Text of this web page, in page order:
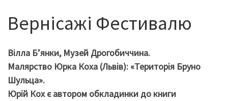
Вернісажі Фестивалю
Вілла Б’янки, Музей Дрогобиччина.
Малярство Юрка Коха (Львів): «Територія Бруно
Шульца».
Юрій Кох є автором обкладинки до книги